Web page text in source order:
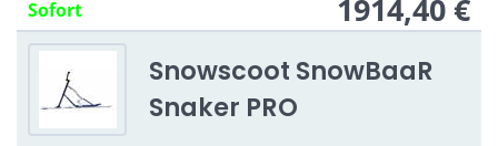
Sofort 1914,40 €
Snowscoot SnowBaaR
Snaker PRO